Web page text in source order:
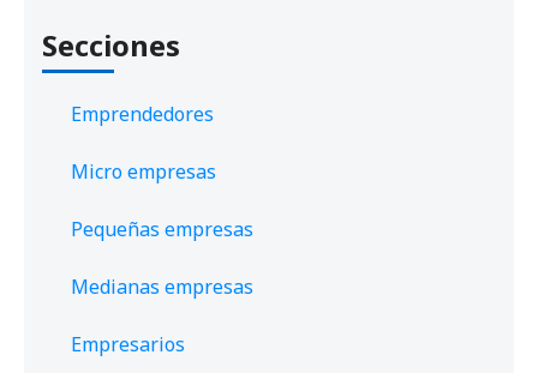
Secciones
Emprendedores
Micro empresas
Pequeñas empresas
Medianas empresas
Empresarios